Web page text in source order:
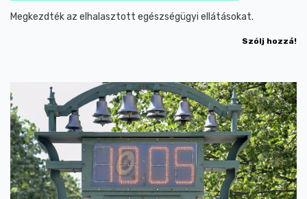
Megkezdték az elhalasztott egészségügyi ellátásokat.
Szólj hozzá!